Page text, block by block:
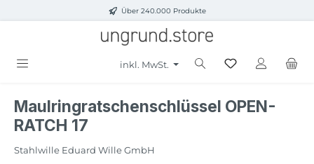
Zum Hauptinhalt springenÜber 240.000 Produkte
inkl. MwSt.
Maulringratschenschlüssel OPEN-
RATCH 17
Stahlwille Eduard Wille GmbH